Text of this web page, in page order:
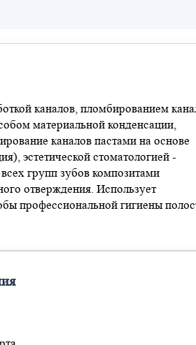
каналов, пломбированием
материальной конденсации,
каналов пастами на основе
эстетической стоматологией -
групп зубов композитами
отверждения. Использует
профессиональной гигиены